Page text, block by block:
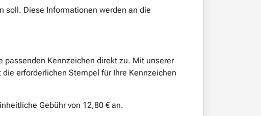
soll. Diese Informationen werden an die
passenden Kennzeichen direkt zu. Mit unserer
erforderlichen Stempel für Ihre Kennzeichen
Gebühr von 12,80 € an.